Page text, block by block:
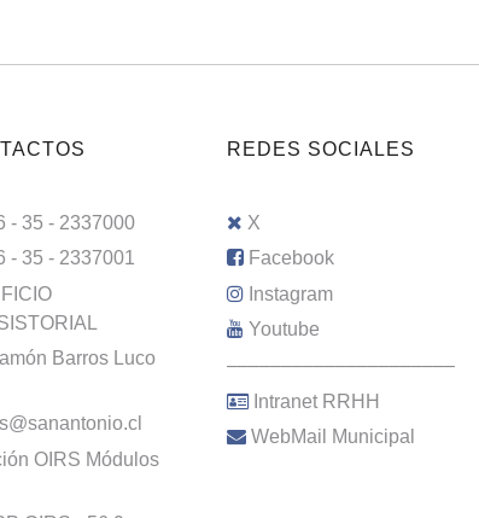
- 35 - 2337000
- 35 - 2337001
Barros Luco
OIRS Módulos
REDES SOCIALES
X
Facebook
Instagram
Youtube
–––––––––––––––––––––
Intranet RRHH
WebMail Municipal